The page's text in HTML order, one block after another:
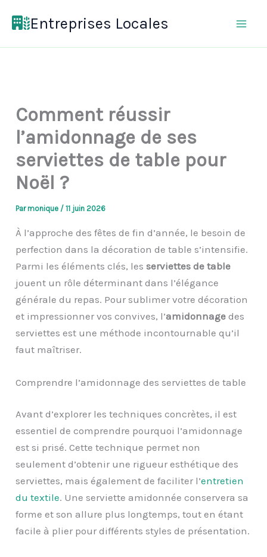
Entreprises Locales
Comment réussir
l’amidonnage de ses
serviettes de table pour
Noël ?
Parmonique /11 juin 2026
À l’approche des fêtes de fin d’année, le besoin de
perfection dans la décoration de table s’intensifie.
Parmi les éléments clés, lesserviettes de table
jouent un rôle déterminant dans l’élégance
générale du repas. Pour sublimer votre décoration
et impressionner vos convives, l’amidonnage des
serviettes est une méthode incontournable qu’il
faut maîtriser.
Comprendre l’amidonnage des serviettes de table
Avant d’explorer les techniques concrètes, il est
essentiel de comprendre pourquoi l’amidonnage
est si prisé. Cette technique permet non
seulement d’obtenir une rigueur esthétique des
serviettes, mais également de faciliter l’entretien
du textile. Une serviette amidonnée conservera sa
forme et son allure plus longtemps, tout en étant
facile à plier pour différents styles de présentation.